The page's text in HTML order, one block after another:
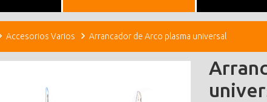
Accesorios Varios Arrancador de Arco plasma universal